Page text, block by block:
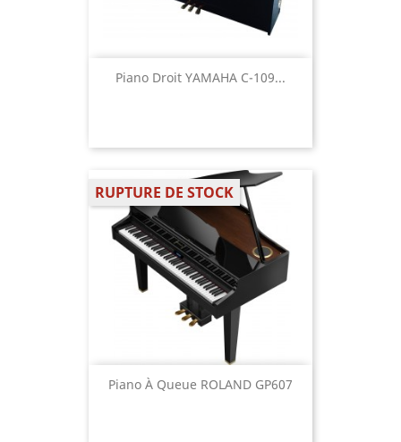
Piano Droit YAMAHA C-109...
Piano À Queue ROLAND GP607
RUPTURE DE STOCK